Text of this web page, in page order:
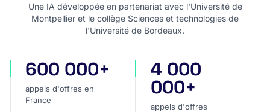
Une IA développée en partenariat avec l'Université de
Montpellier et le collège Sciences et technologies de
l'Université de Bordeaux.
appels d'offres en France
600 000+
appels d'offres en
France
appels d'offres
4 000
000+
appels d'offres